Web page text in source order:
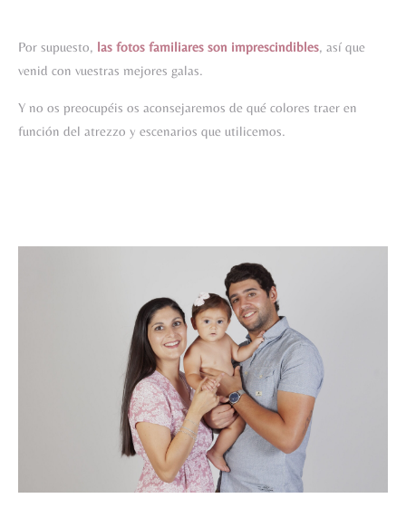
Por supuesto, las fotos familiares son imprescindibles, así que
venid con vuestras mejores galas.
Y no os preocupéis os aconsejaremos de qué colores traer en
función del atrezzo y escenarios que utilicemos.